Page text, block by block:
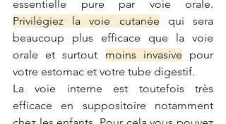
Privilégiez la voie cutanée qui sera
beaucoup plus efficace que la voie
orale et surtout moins invasive pour
votre estomac et votre tube digestif.
La voie interne est toutefois très
efficace en suppositoire notamment